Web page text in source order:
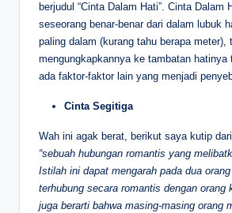
berjudul “Cinta Dalam Hati”. Cinta Dalam
seseorang benar-benar dari dalam lubuk
paling dalam (kurang tahu berapa meter),
mengungkapkannya ke tambatan hatinya
ada faktor-faktor lain yang menjadi
Cinta Segitiga
Wah ini agak berat, berikut saya kutip
“sebuah hubungan romantis yang
Istilah ini dapat mengarah pada dua
terhubung secara romantis dengan orang
juga berarti bahwa masing-masing orang